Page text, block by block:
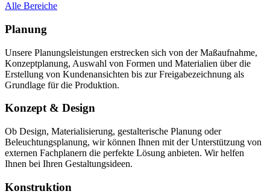
Alle Bereiche
Planung
Unsere Planungsleistungen erstrecken sich von der Maßaufnahme,
Konzeptplanung, Auswahl von Formen und Materialien über die
Erstellung von Kundenansichten bis zur Freigabezeichnung als
Grundlage für die Produktion.
Konzept & Design
Ob Design, Materialisierung, gestalterische Planung oder
Beleuchtungsplanung, wir können Ihnen mit der Unterstützung von
externen Fachplanern die perfekte Lösung anbieten. Wir helfen
Ihnen bei Ihren Gestaltungsideen.
Konstruktion